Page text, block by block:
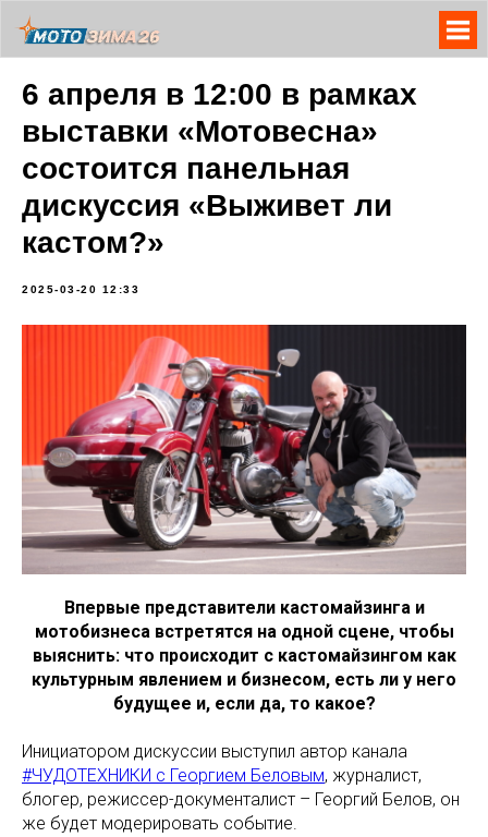
6 апреля в 12:00 в рамках
выставки «Мотовесна»
состоится панельная
дискуссия «Выживет ли
кастом?»
2025-03-20 12:33
Впервые представители кастомайзинга и
мотобизнеса встретятся на одной сцене, чтобы
выяснить: что происходит с кастомайзингом как
культурным явлением и бизнесом, есть ли у него
будущее и, если да, то какое?
Инициатором дискуссии выступил автор канала
#ЧУДОТЕХНИКИ с Георгием Беловым, журналист,
блогер, режиссер-документалист – Георгий Белов, он
же будет модерировать событие.